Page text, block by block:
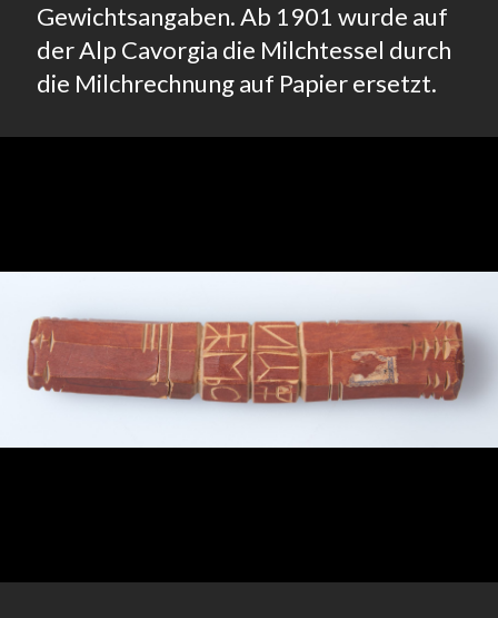
Gewichtsangaben. Ab 1901 wurde auf
der Alp Cavorgia die Milchtessel durch
die Milchrechnung auf Papier ersetzt.